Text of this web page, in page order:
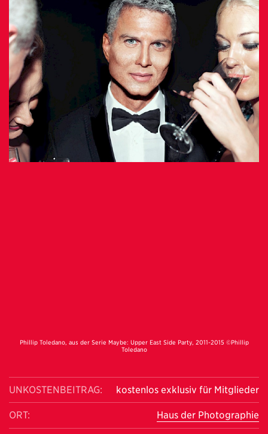
Phillip Toledano, aus der Serie Maybe: Upper East Side Party, 2011-2015 ©Phillip
Toledano
UNKOSTENBEITRAG: kostenlos exklusiv für Mitglieder
ORT: Haus der Photographie